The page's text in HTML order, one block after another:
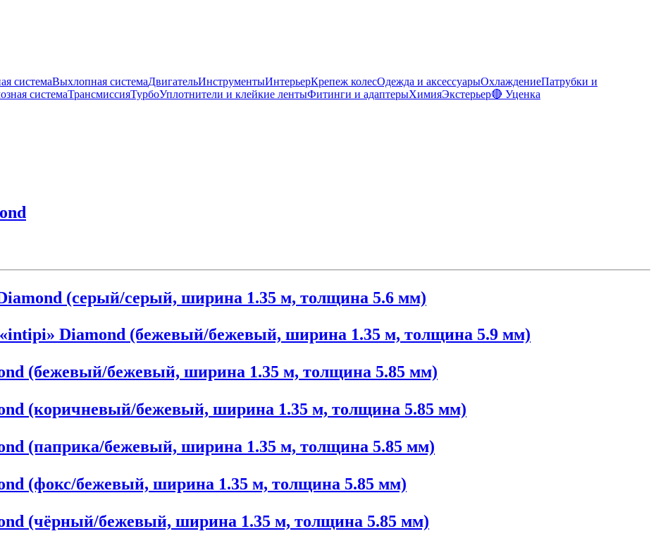
системаВыхлопная системаДвигательИнструментыИнтерьерКрепеж колесОдежда и аксессуарыОхлаждениеПатрубки и
системаТрансмиссияТурбоУплотнители и клейкие лентыФитинги и адаптерыХимияЭкстерьер🔴 Уценка
(серый/серый, ширина 1.35 м, толщина 5.6 мм)
«intipi» Diamond (бежевый/бежевый, ширина 1.35 м, толщина 5.9 мм)
(бежевый/бежевый, ширина 1.35 м, толщина 5.85 мм)
(коричневый/бежевый, ширина 1.35 м, толщина 5.85 мм)
(паприка/бежевый, ширина 1.35 м, толщина 5.85 мм)
(фокс/бежевый, ширина 1.35 м, толщина 5.85 мм)
(чёрный/бежевый, ширина 1.35 м, толщина 5.85 мм)